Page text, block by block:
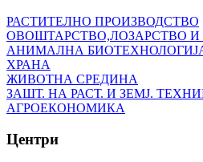
РАСТИТЕЛНО ПРОИЗВОДСТВО
ОВОШТАРСТВО,ЛОЗАРСТВО
АНИМАЛНА
ХРАНА
ЖИВОТНА СРЕДИНА
ЗАШТ. НА РАСТ. И ЗЕМЈ.
АГРОЕКОНОМИКА
Центри